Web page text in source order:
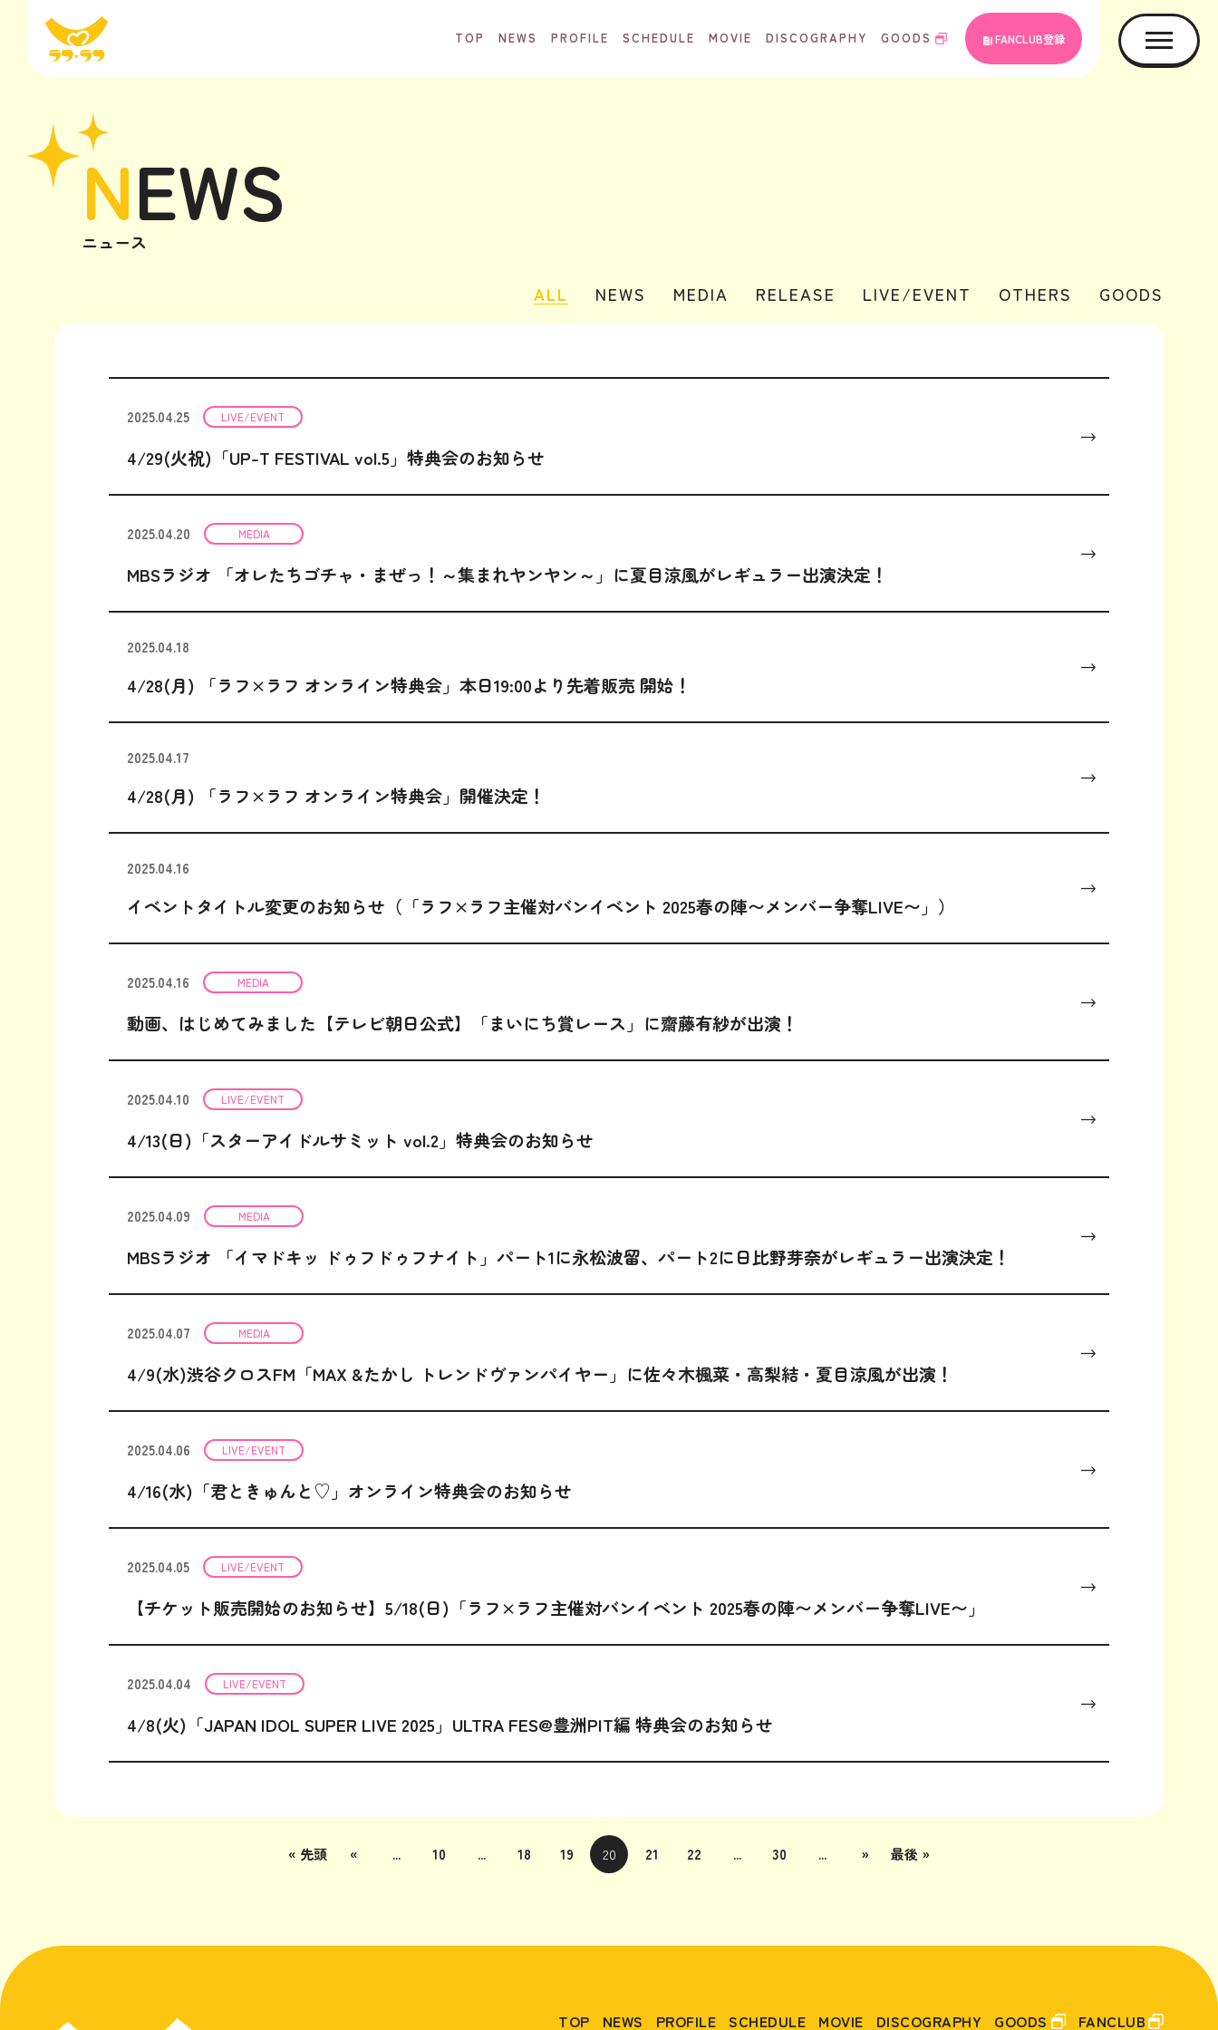
TOP NEWS PROFILE SCHEDULE MOVIE DISCOGRAPHY GOODS FANCLUB登録
NEWS
ニュース
ALL NEWS MEDIA RELEASE LIVE/EVENT OTHERS GOODS
2025.04.25 LIVE/EVENT
4/29(火祝)「UP-T FESTIVAL vol.5」特典会のお知らせ
2025.04.20 MEDIA
MBSラジオ 「オレたちゴチャ・まぜっ！～集まれヤンヤン～」に夏目涼風がレギュラー出演決定！
2025.04.18
4/28(月) 「ラフ×ラフ オンライン特典会」本日19:00より先着販売 開始！
2025.04.17
4/28(月) 「ラフ×ラフ オンライン特典会」開催決定！
2025.04.16
イベントタイトル変更のお知らせ（「ラフ×ラフ主催対バンイベント 2025春の陣〜メンバー争奪LIVE〜」）
2025.04.16 MEDIA
動画、はじめてみました【テレビ朝日公式】「まいにち賞レース」に齋藤有紗が出演！
2025.04.10 LIVE/EVENT
4/13(日)「スターアイドルサミット vol.2」特典会のお知らせ
2025.04.09 MEDIA
MBSラジオ 「イマドキッ ドゥフドゥフナイト」パート1に永松波留、パート2に日比野芽奈がレギュラー出演決定！
2025.04.07 MEDIA
4/9(水)渋谷クロスFM「MAX &たかし トレンドヴァンパイヤー」に佐々木楓菜・高梨結・夏目涼風が出演！
2025.04.06 LIVE/EVENT
4/16(水)「君ときゅんと♡」オンライン特典会のお知らせ
2025.04.05 LIVE/EVENT
【チケット販売開始のお知らせ】5/18(日)「ラフ×ラフ主催対バンイベント 2025春の陣〜メンバー争奪LIVE〜」
2025.04.04 LIVE/EVENT
4/8(火)「JAPAN IDOL SUPER LIVE 2025」ULTRA FES@豊洲PIT編 特典会のお知らせ
« 先頭 « ... 10 ... 18 19 20 21 22 ... 30 ... » 最後 »
TOP NEWS PROFILE SCHEDULE MOVIE DISCOGRAPHY GOODS FANCLUB